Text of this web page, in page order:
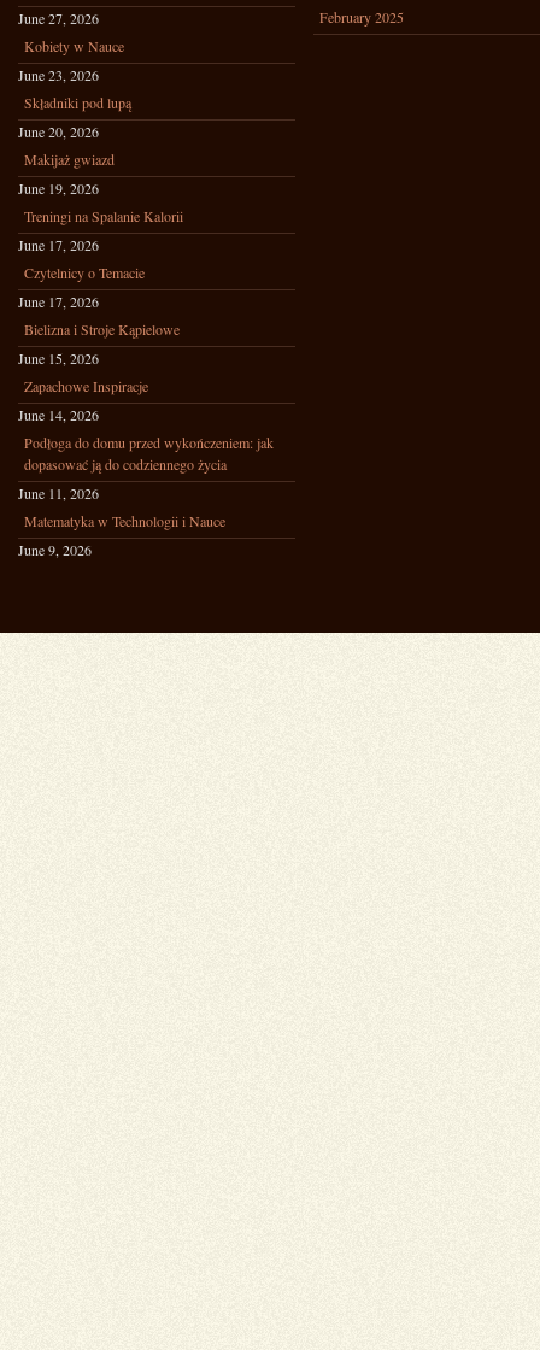
June 27, 2026
Kobiety w Nauce
June 23, 2026
Składniki pod lupą
June 20, 2026
Makijaż gwiazd
June 19, 2026
Treningi na Spalanie Kalorii
June 17, 2026
Czytelnicy o Temacie
June 17, 2026
Bielizna i Stroje Kąpielowe
June 15, 2026
Zapachowe Inspiracje
June 14, 2026
Podłoga do domu przed wykończeniem: jak
dopasować ją do codziennego życia
June 11, 2026
Matematyka w Technologii i Nauce
June 9, 2026
February 2025